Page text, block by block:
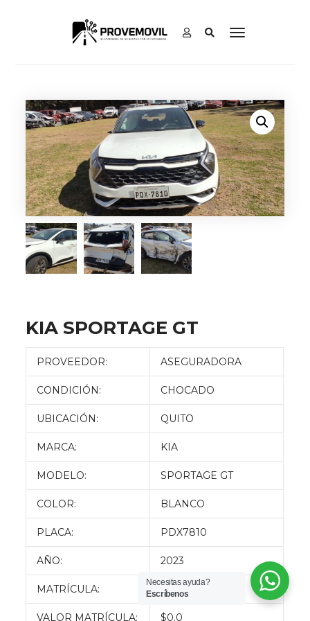
KIA SPORTAGE GT
PROVEEDOR: ASEGURADORA
CONDICIÓN: CHOCADO
UBICACIÓN: QUITO
MARCA: KIA
MODELO: SPORTAGE GT
COLOR: BLANCO
PLACA: PDX7810
AÑO: 2023
MATRÍCULA: 2023
VALOR MATRÍCULA: $0.0
Necesitas ayuda?
Escríbenos